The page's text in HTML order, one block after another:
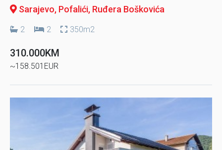
Sarajevo, Pofalići, Ruđera Boškovića
2 2 350m2
310.000KM
~158.501EUR